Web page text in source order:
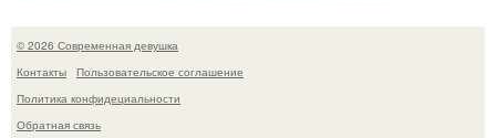
© 2026 Современная девушка
Контакты
Пользовательское соглашение
Политика конфидециальности
Обратная связь